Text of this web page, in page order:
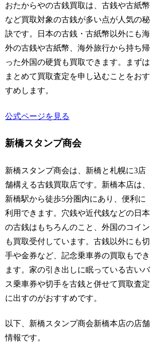
おたからやの古銭買取は、古銭や古紙幣
など買取対象の古銭が多い点が人気の秘
訣です。日本の古銭・古紙幣以外にも海
外の古銭や古紙幣、海外旅行から持ち帰
った外国の硬貨も買取できます。まずは
まとめて買取査定を申し込むことをおす
すめします。
公式ページを見る
新橋スタンプ商会
新橋スタンプ商会は、新橋と札幌に3店
舗構える古銭買取店です。新橋本店は、
新橋駅から徒歩5分圏内にあり、便利に
利用できます。 穴銭や近代銭などの日本
の古銭はもちろんのこと、外国のコイン
も買取受付しています。古銭以外にも切
手や金券など、記念乗車券の買取もでき
ます。家の引き出しに眠っている古いバ
ス乗車券や切手を古銭と併せて買取査定
に出すのがおすすめです。
以下、新橋スタンプ商会新橋本店の店舗
情報です。